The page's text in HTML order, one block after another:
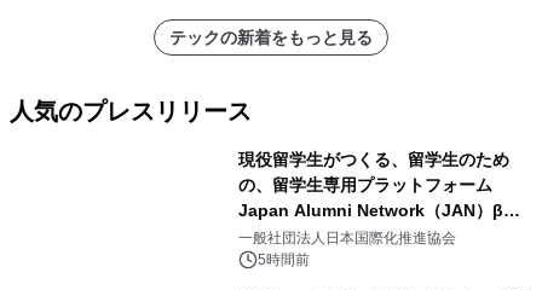
アーティストを フィーチャーしたアニ
メーションを公開～
テックの新着をもっと見る
人気のプレスリリース
現役留学生がつくる、留学生のため
の、留学生専用プラットフォーム
Japan Alumni Network（JAN）β版
をリリース
一般社団法人日本国際化推進協会
5時間前